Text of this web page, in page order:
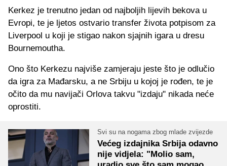
Kerkez je trenutno jedan od najboljih lijevih bekova u
Evropi, te je ljetos ostvario transfer života potpisom za
Liverpool u koji je stigao nakon sjajnih igara u dresu
Bournemoutha.
Ono što Kerkezu najviše zamjeraju jeste što je odlučio
da igra za Mađarsku, a ne Srbiju u kojoj je rođen, te je
očito da mu navijači Orlova takvu "izdaju" nikada neće
oprostiti.
Svi su na nogama zbog mlade zvijezde
Većeg izdajnika Srbija odavno
nije vidjela: "Molio sam,